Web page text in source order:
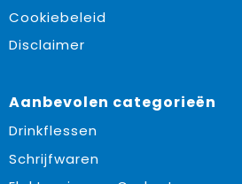
Cookiebeleid
Disclaimer
Aanbevolen categorieën
Drinkflessen
Schrijfwaren